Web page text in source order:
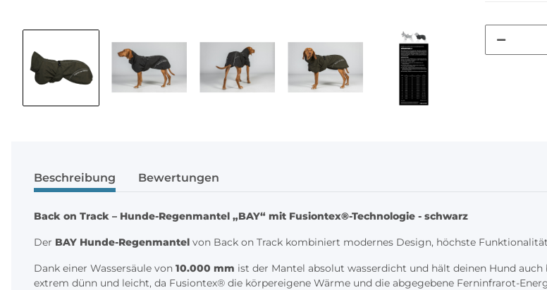
Beschreibung Bewertungen
Back on Track – Hunde-Regenmantel „BAY“ mit Fusiontex®-Technologie - schwarz
Der BAY Hunde-Regenmantel von Back on Track kombiniert modernes Design, höchste
Dank einer Wassersäule von 10.000 mm ist der Mantel absolut wasserdicht und hält deinen Hund
extrem dünn und leicht, da Fusiontex® die körpereigene Wärme und die abgegebene Ferninfrarot-